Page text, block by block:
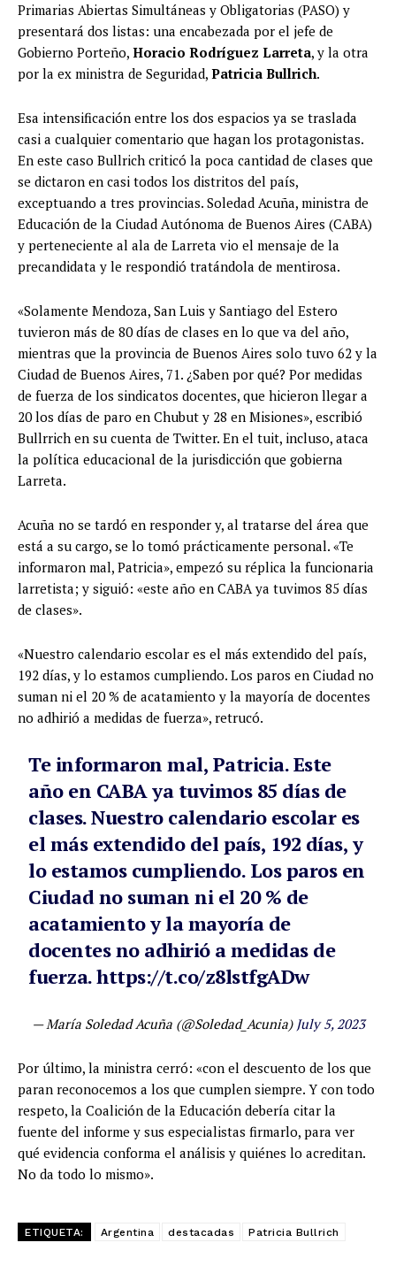
Primarias Abiertas Simultáneas y Obligatorias (PASO) y
presentará dos listas: una encabezada por el jefe de
Gobierno Porteño, Horacio Rodríguez Larreta, y la otra
por la ex ministra de Seguridad, Patricia Bullrich.
Esa intensificación entre los dos espacios ya se traslada
casi a cualquier comentario que hagan los protagonistas.
En este caso Bullrich criticó la poca cantidad de clases que
se dictaron en casi todos los distritos del país,
exceptuando a tres provincias. Soledad Acuña, ministra de
Educación de la Ciudad Autónoma de Buenos Aires (CABA)
y perteneciente al ala de Larreta vio el mensaje de la
precandidata y le respondió tratándola de mentirosa.
«Solamente Mendoza, San Luis y Santiago del Estero
tuvieron más de 80 días de clases en lo que va del año,
mientras que la provincia de Buenos Aires solo tuvo 62 y la
Ciudad de Buenos Aires, 71. ¿Saben por qué? Por medidas
de fuerza de los sindicatos docentes, que hicieron llegar a
20 los días de paro en Chubut y 28 en Misiones», escribió
Bullrrich en su cuenta de Twitter. En el tuit, incluso, ataca
la política educacional de la jurisdicción que gobierna
Larreta.
Acuña no se tardó en responder y, al tratarse del área que
está a su cargo, se lo tomó prácticamente personal. «Te
informaron mal, Patricia», empezó su réplica la funcionaria
larretista; y siguió: «este año en CABA ya tuvimos 85 días
de clases».
«Nuestro calendario escolar es el más extendido del país,
192 días, y lo estamos cumpliendo. Los paros en Ciudad no
suman ni el 20 % de acatamiento y la mayoría de docentes
no adhirió a medidas de fuerza», retrucó.
Te informaron mal, Patricia. Este
año en CABA ya tuvimos 85 días de
clases. Nuestro calendario escolar es
el más extendido del país, 192 días, y
lo estamos cumpliendo. Los paros en
Ciudad no suman ni el 20 % de
acatamiento y la mayoría de
docentes no adhirió a medidas de
fuerza.https://t.co/z8lstfgADw
— María Soledad Acuña (@Soledad_Acunia) July 5, 2023
Por último, la ministra cerró: «con el descuento de los que
paran reconocemos a los que cumplen siempre. Y con todo
respeto, la Coalición de la Educación debería citar la
fuente del informe y sus especialistas firmarlo, para ver
qué evidencia conforma el análisis y quiénes lo acreditan.
No da todo lo mismo».
ETIQUETA: Argentina destacadas Patricia Bullrich